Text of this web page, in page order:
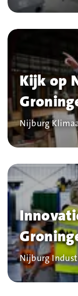
Kijk op
Bedrijf
Nijburg
Bedrijf
Nijburg